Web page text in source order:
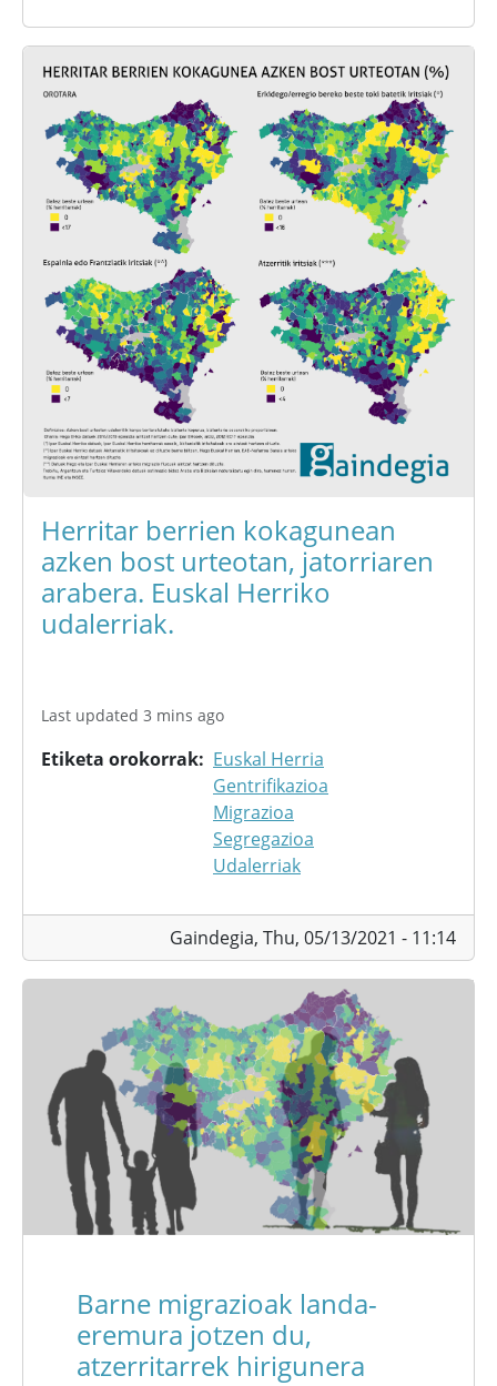
Herritar berrien kokagunean
azken bost urteotan, jatorriaren
arabera. Euskal Herriko
udalerriak.
Last updated 3 mins ago
Etiketa orokorrak
Euskal Herria
Gentrifikazioa
Migrazioa
Segregazioa
Udalerriak
Gaindegia, Thu, 05/13/2021 - 11:14
Barne migrazioak landa-
eremura jotzen du,
atzerritarrek hirigunera